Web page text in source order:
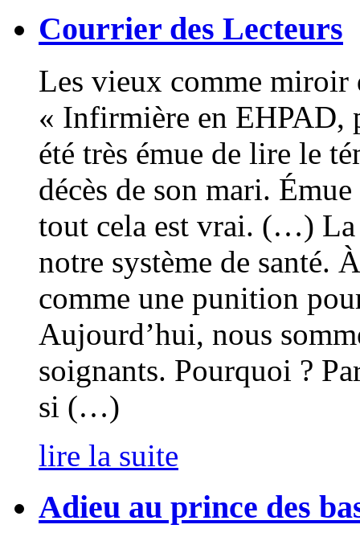
Courrier des Lecteurs
Les vieux comme miroir
« Infirmière en EHPAD,
été très émue de lire le
décès de son mari.
tout cela est vrai. (…) La
notre système de santé.
comme une punition
Aujourd’hui, nous
soignants. Pourquoi ?
si (…)
lire la suite
Adieu au prince des